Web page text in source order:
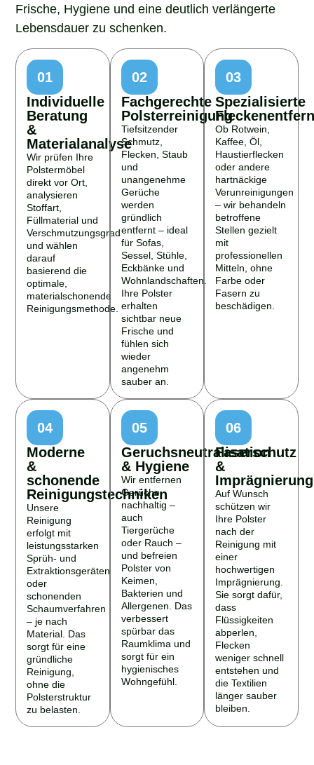
Frische, Hygiene und eine deutlich verlängerte
Lebensdauer zu schenken.
01
Individuelle
Beratung
&
Materialanalyse
Wir prüfen Ihre
Polstermöbel
direkt vor Ort,
analysieren
Stoffart,
Füllmaterial und
Verschmutzungsgrad
und wählen
darauf
basierend die
optimale,
materialschonende
Reinigungsmethode.
02
Fachgerechte
Polsterreinigung
Tiefsitzender
Schmutz,
Flecken, Staub
und
unangenehme
Gerüche
werden
gründlich
entfernt – ideal
für Sofas,
Sessel, Stühle,
Eckbänke und
Wohnlandschaften.
Ihre Polster
erhalten
sichtbar neue
Frische und
fühlen sich
wieder
angenehm
sauber an.
03
Spezialisierte
Ob Rotwein,
Kaffee, Öl,
Haustierflecken
oder andere
hartnäckige
Verunreinigungen
– wir behandeln
betroffene
Stellen gezielt
mit
professionellen
Mitteln, ohne
Farbe oder
Fasern zu
beschädigen.
04
Moderne
&
schonende
Reinigungstechniken
Unsere
Reinigung
erfolgt mit
leistungsstarken
Sprüh- und
Extraktionsgeräten
oder
schonenden
Schaumverfahren
– je nach
Material. Das
sorgt für eine
gründliche
Reinigung,
ohne die
Polsterstruktur
zu belasten.
05
Geruchsneutralisation
& Hygiene
Wir entfernen
Gerüche
nachhaltig –
auch
Tiergerüche
oder Rauch –
und befreien
Polster von
Keimen,
Bakterien und
Allergenen. Das
verbessert
spürbar das
Raumklima und
sorgt für ein
hygienisches
Wohngefühl.
06
Faserschutz
&
Imprägnierung
Auf Wunsch
schützen wir
Ihre Polster
nach der
Reinigung mit
einer
hochwertigen
Imprägnierung.
Sie sorgt dafür,
dass
Flüssigkeiten
abperlen,
Flecken
weniger schnell
entstehen und
die Textilien
länger sauber
bleiben.